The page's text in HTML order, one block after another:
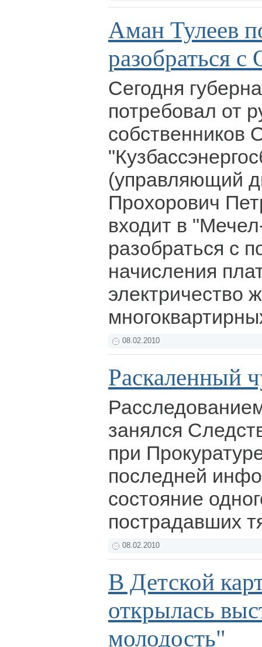
Аман Тулеев
разобраться
Сегодня
потребовал от
собственников
(управляющий
Прохорович
входит в
разобраться с
начисления
электричество
08.02.2010
Раскаленный
занялся
при
последней
состояние
пострадавших
08.02.2010
В Детской
открылась
молодость"